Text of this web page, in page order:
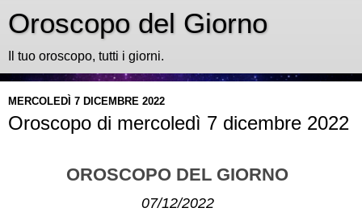
Oroscopo del Giorno
Il tuo oroscopo, tutti i giorni.
MERCOLEDÌ 7 DICEMBRE 2022
Oroscopo di mercoledì 7 dicembre 2022
OROSCOPO DEL GIORNO
07/12/2022